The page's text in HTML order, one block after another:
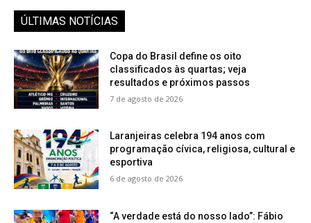
ÚLTIMAS NOTÍCIAS
Copa do Brasil define os oito
classificados às quartas; veja
resultados e próximos passos
7 de agosto de 2026
Laranjeiras celebra 194 anos com
programação cívica, religiosa, cultural e
esportiva
6 de agosto de 2026
“A verdade está do nosso lado”: Fábio